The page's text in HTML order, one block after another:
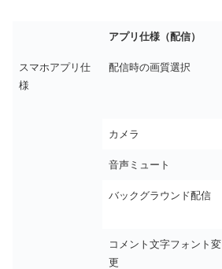
アプリ仕様（配信）
スマホアプリ仕
様
配信時の画質選択
カメラ
音声ミュート
バックグラウンド配信
コメント文字フォント変
更